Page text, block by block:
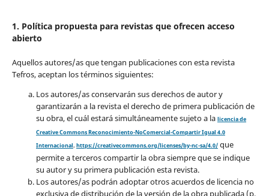
1. Política propuesta para revistas que ofrecen acceso
abierto
Aquellos autores/as que tengan publicaciones con esta revista
Tefros, aceptan los términos siguientes:
Los autores/as conservarán sus derechos de autor y
garantizarán a la revista el derecho de primera publicación de
su obra, el cuál estará simultáneamente sujeto a la licencia de
Creative Commons Reconocimiento-NoComercial-Compartir Igual 4.0
Internacional. https://creativecommons.org/licenses/by-nc-sa/4.0/que
permite a terceros compartir la obra siempre que se indique
su autor y su primera publicación esta revista.
Los autores/as podrán adoptar otros acuerdos de licencia no
exclusiva de distribución de la versión de la obra publicada (p.